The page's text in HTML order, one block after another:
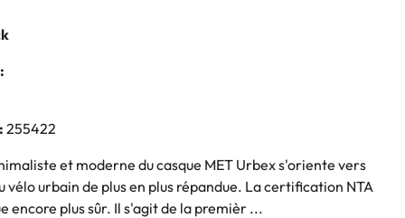
255422
et moderne du casque MET Urbex s'oriente vers
vélo urbain de plus en plus répandue. La certification NTA
encore plus sûr. Il s'agit de la premièr ...